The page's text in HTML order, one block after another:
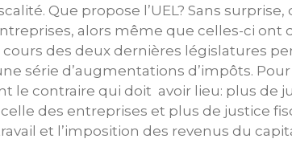
Que propose l’UEL? Sans
alors même que celles-ci ont
des deux dernières législatures
série d’augmentations d’impôts. Pour
le contraire qui doit avoir lieu: plus de
des entreprises et plus de justice
et l’imposition des revenus du